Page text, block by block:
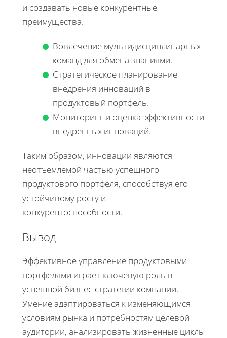
и создавать новые конкурентные
преимущества.
Вовлечение мультидисциплинарных
команд для обмена знаниями.
Стратегическое планирование
внедрения инноваций в
продуктовый портфель.
Мониторинг и оценка эффективности
внедренных инноваций.
Таким образом, инновации являются
неотъемлемой частью успешного
продуктового портфеля, способствуя его
устойчивому росту и
конкурентоспособности.
Вывод
Эффективное управление продуктовыми
портфелями играет ключевую роль в
успешной бизнес-стратегии компании.
Умение адаптироваться к изменяющимся
условиям рынка и потребностям целевой
аудитории, анализировать жизненные циклы